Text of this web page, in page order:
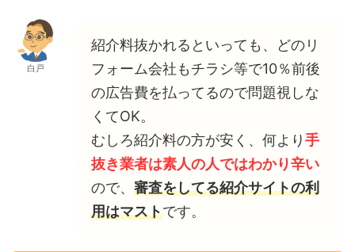
白戸
紹介料抜かれるといっても、どのリ
フォーム会社もチラシ等で10％前後
の広告費を払ってるので問題視しな
くてOK。
むしろ紹介料の方が安く、何より手
抜き業者は素人の人ではわかり辛い
ので、 審査をしてる紹介サイトの利
用はマストです。